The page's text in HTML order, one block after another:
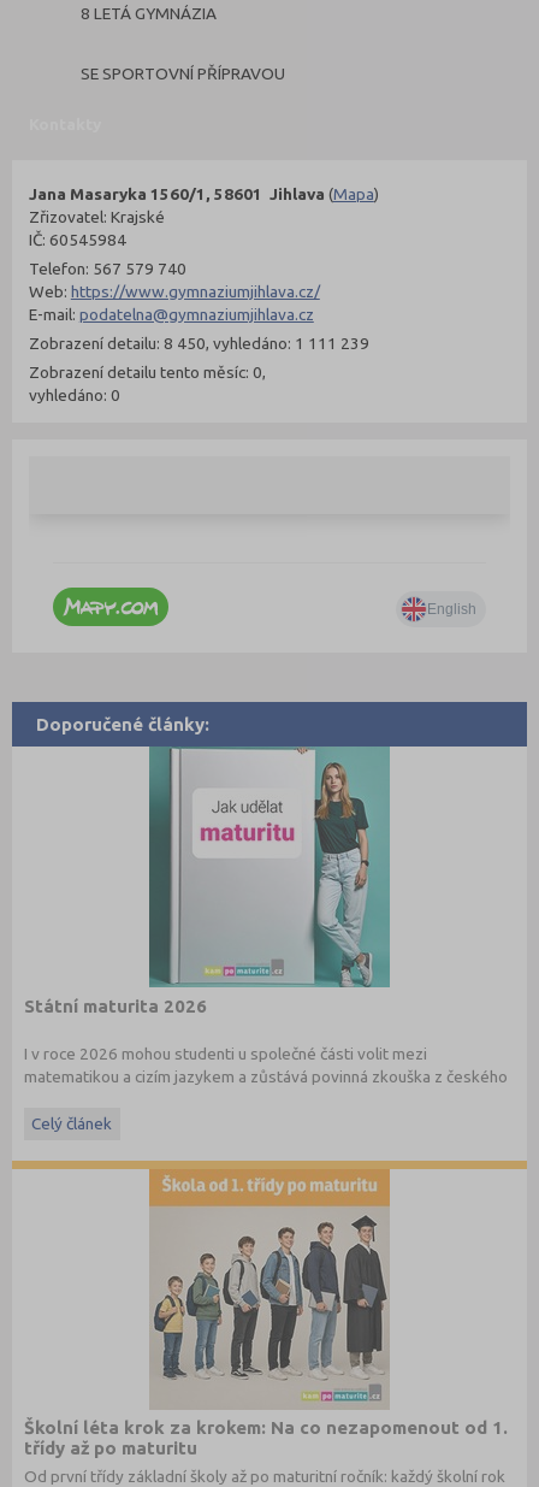
8 LETÁ GYMNÁZIA
SE SPORTOVNÍ PŘÍPRAVOU
Jana Masaryka 1560/1, 58601 Jihlava (Mapa)
Zřizovatel: Krajské
IČ: 60545984
Telefon: 567 579 740
Web: https://www.gymnaziumjihlava.cz/
E-mail: podatelna@gymnaziumjihlava.cz
Zobrazení detailu: 8 450, vyhledáno: 1 111 239
Zobrazení detailu tento měsíc: 0,
vyhledáno: 0
Doporučené články:
Státní maturita 2026
I v roce 2026 mohou studenti u společné části volit mezi
matematikou a cizím jazykem a zůstává povinná zkouška z českého
informacemi.
Celý článek
Školní léta krok za krokem: Na co nezapomenout od 1.
třídy až po maturitu
Od první třídy základní školy až po maturitní ročník: každý školní rok